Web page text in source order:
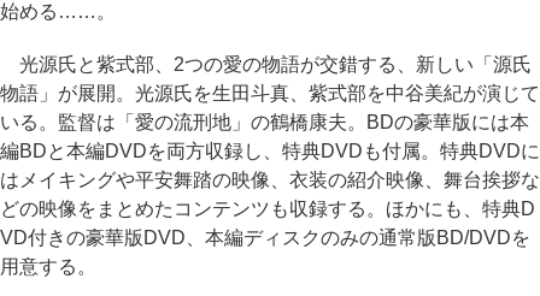
始める……。
光源氏と紫式部、2つの愛の物語が交錯する、新しい「源氏
物語」が展開。光源氏を生田斗真、紫式部を中谷美紀が演じて
いる。監督は「愛の流刑地」の鶴橋康夫。BDの豪華版には本
編BDと本編DVDを両方収録し、特典DVDも付属。特典DVDに
はメイキングや平安舞踏の映像、衣装の紹介映像、舞台挨拶な
どの映像をまとめたコンテンツも収録する。ほかにも、特典D
VD付きの豪華版DVD、本編ディスクのみの通常版BD/DVDを
用意する。